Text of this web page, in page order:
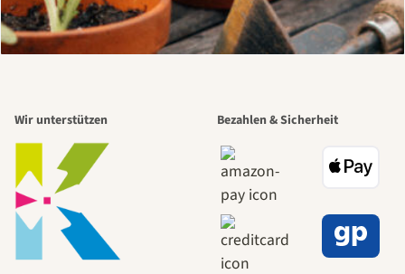
Wir unterstützen Bezahlen & Sicherheit